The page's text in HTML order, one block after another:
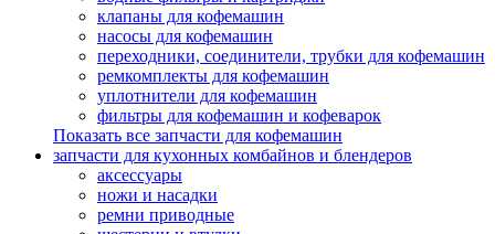
клапаны для кофемашин
насосы для кофемашин
переходники, соединители, трубки для кофемашин
ремкомплекты для кофемашин
уплотнители для кофемашин
фильтры для кофемашин и кофеварок
Показать все запчасти для кофемашин
запчасти для кухонных комбайнов и блендеров
аксессуары
ножи и насадки
ремни приводные